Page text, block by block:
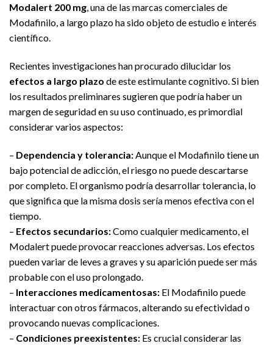
Modalert 200 mg, una de las marcas comerciales de
Modafinilo, a largo plazo ha sido objeto de estudio e interés
científico.
Recientes investigaciones han procurado dilucidar los
efectos a largo plazo de este estimulante cognitivo. Si bien
los resultados preliminares sugieren que podría haber un
margen de seguridad en su uso continuado, es primordial
considerar varios aspectos:
– Dependencia y tolerancia: Aunque el Modafinilo tiene un
bajo potencial de adicción, el riesgo no puede descartarse
por completo. El organismo podría desarrollar tolerancia, lo
que significa que la misma dosis sería menos efectiva con el
tiempo.
– Efectos secundarios:Como cualquier medicamento, el
Modalert puede provocar reacciones adversas. Los efectos
pueden variar de leves a graves y su aparición puede ser más
probable con el uso prolongado.
– Interacciones medicamentosas: El Modafinilo puede
interactuar con otros fármacos, alterando su efectividad o
provocando nuevas complicaciones.
– Condiciones preexistentes: Es crucial considerar las